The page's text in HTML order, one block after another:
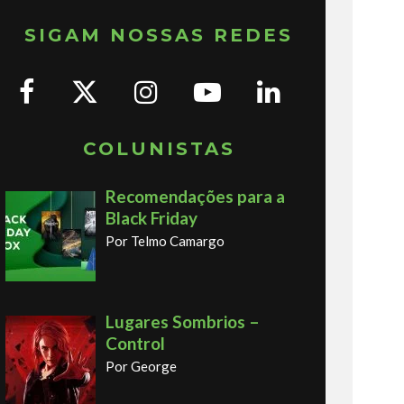
SIGAM NOSSAS REDES
COLUNISTAS
Recomendações para a
Black Friday
Por Telmo Camargo
Lugares Sombrios –
Control
Por George